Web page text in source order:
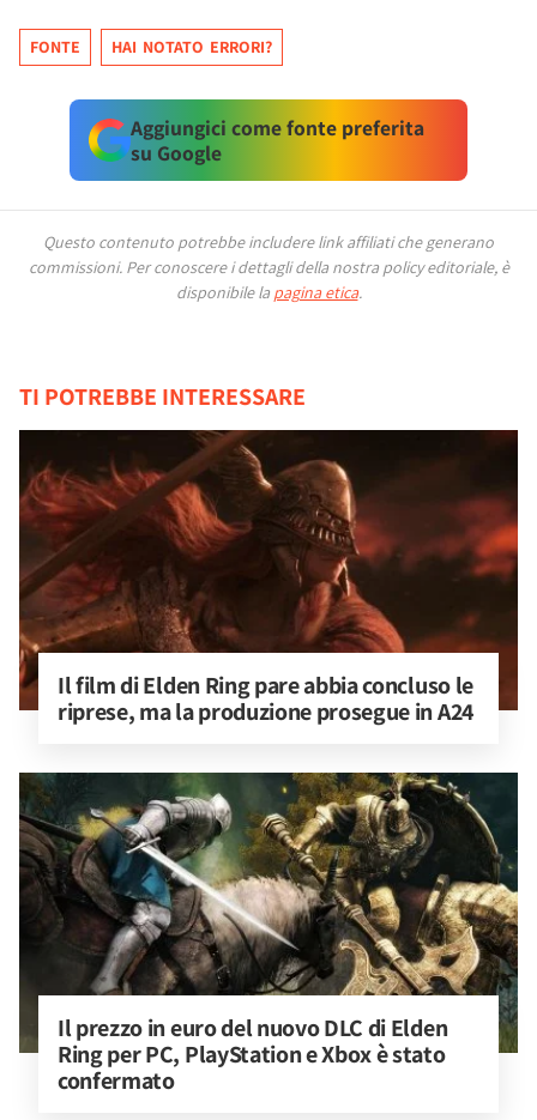
FONTE HAI NOTATO ERRORI?
Aggiungici come fonte preferita
su Google
Questo contenuto potrebbe includere link affiliati che generano
commissioni. Per conoscere i dettagli della nostra policy editoriale, è
disponibile la pagina etica.
TI POTREBBE INTERESSARE
Il film di Elden Ring pare abbia concluso le
riprese, ma la produzione prosegue in A24
Il prezzo in euro del nuovo DLC di Elden
Ring per PC, PlayStation e Xbox è stato
confermato